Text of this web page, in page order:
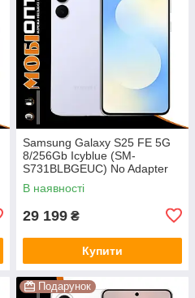
Samsung Galaxy S25 FE 5G
8/256Gb Icyblue (SM-
S731BLBGEUC) No Adapter
UA UCRF
В наявності
29 199 ₴
Купити
Подарунок